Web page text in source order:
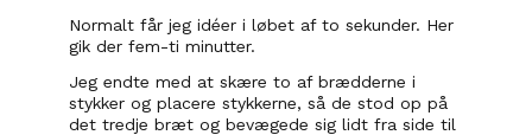
Normalt får jeg idéer i løbet af to sekunder. Her
gik der fem-ti minutter.
Jeg endte med at skære to af brædderne i
stykker og placere stykkerne, så de stod op på
det tredje bræt og bevægede sig lidt fra side til